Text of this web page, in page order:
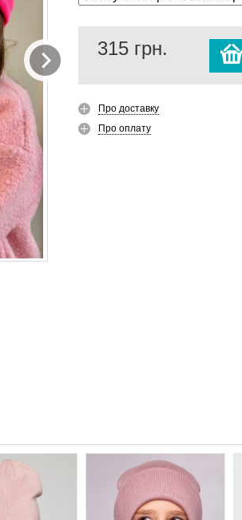
315 грн.
Про доставку
Про оплату